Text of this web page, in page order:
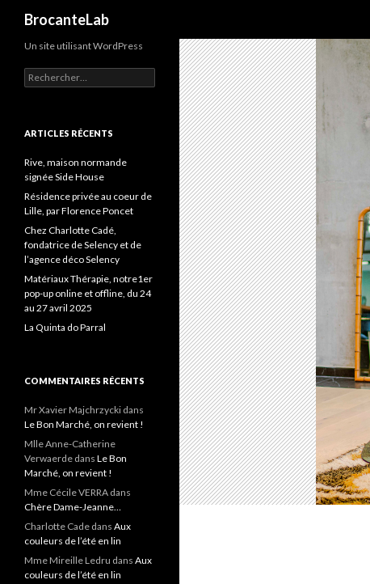
BrocanteLab
Un site utilisant WordPress
Rechercher :
ARTICLES RÉCENTS
Rive, maison normande
signée Side House
Résidence privée au coeur de
Lille, par Florence Poncet
Chez Charlotte Cadé,
fondatrice de Selency et de
l’agence déco Selency
Matériaux Thérapie, notre1er
pop-up online et offline, du 24
au 27 avril 2025
La Quinta do Parral
COMMENTAIRES RÉCENTS
Mr Xavier Majchrzycki dans
Le Bon Marché, on revient !
Mlle Anne-Catherine
Verwaerde dans Le Bon
Marché, on revient !
Mme Cécile VERRA dans
Chère Dame-Jeanne…
Charlotte Cade dans Aux
couleurs de l’été en lin
Mme Mireille Ledru dans Aux
couleurs de l’été en lin